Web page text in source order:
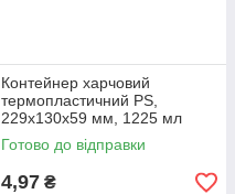
Контейнер харчовий
термопластичний PS,
229х130х59 мм, 1225 мл
(500 шт/ящ) арт. 2239(9)
Готово до відправки
4,97 ₴